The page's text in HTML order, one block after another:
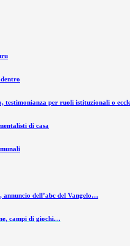
testimonianza per ruoli istituzionali o
di casa
dell’abc del Vangelo…
campi di giochi…